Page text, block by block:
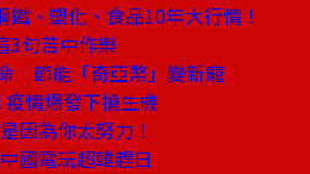
、塑化、食品10年大行情！
3句苦中作樂
節能「奇亞幣」變新寵
情爆發下搶生機
因為你太努力！
國電玩超韓趕日